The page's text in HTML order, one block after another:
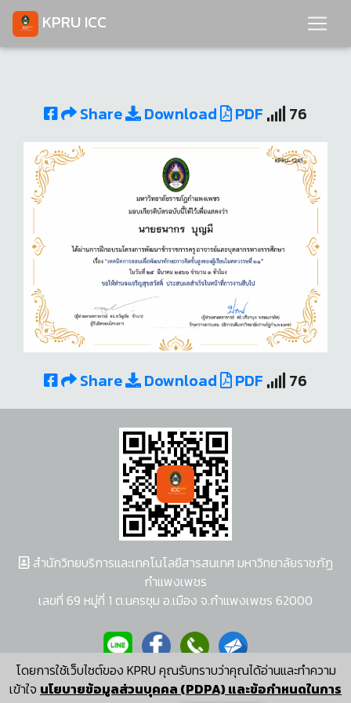
KPRU ICC
Share Download PDF 76
Share Download PDF 76
โดยการใช้เว็บไซต์ของ KPRU คุณรับทราบว่าคุณได้อ่านและทำความ
เข้าใจ นโยบายข้อมูลส่วนบุคคล (PDPA) และข้อกำหนดในการ
สำนักวิทยบริการและเทคโนโลยีสารสนเทศ มหาวิทยาลัยราชภัฏ
กำแพงเพชร
เลขที่ 69 หมู่ที่ 1 ต.นครชุม อ.เมือง จ.กำแพงเพชร 62000
ผู้พัฒนาระบบ อนุชา พวงผกา